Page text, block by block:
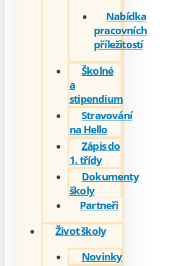
Nabídka
pracovních
příležitostí
Školné
a
stipendium
Stravování
na Hello
Zápis do
1. třídy
Dokumenty
školy
Partneři
Život školy
Novinky